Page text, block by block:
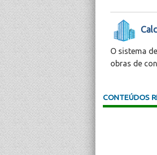
O sistema
obras de
CONTEÚDOS